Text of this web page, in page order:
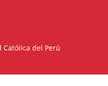
Católica del Perú